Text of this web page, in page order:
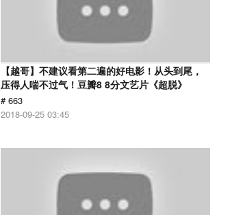
【越哥】不建议看第二遍的好电影！从头到尾，
压得人喘不过气！豆瓣8 8分文艺片《超脱》
# 663
2018-09-25 03:45